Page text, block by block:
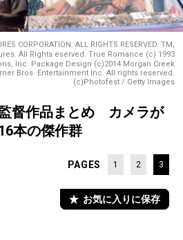
CORPORATION. ALL RIGHTS RESERVED. TM,
All Rights eserved. True Romance (c) 1993
Inc. Package Design (c)2014 Morgan Creek
Bros. Entertainment Inc. All rights reserved.
(c)Photofest / Getty Images
督作品まとめ カメラが
本の傑作群
PAGES 1 2 3
お気に入りに保存